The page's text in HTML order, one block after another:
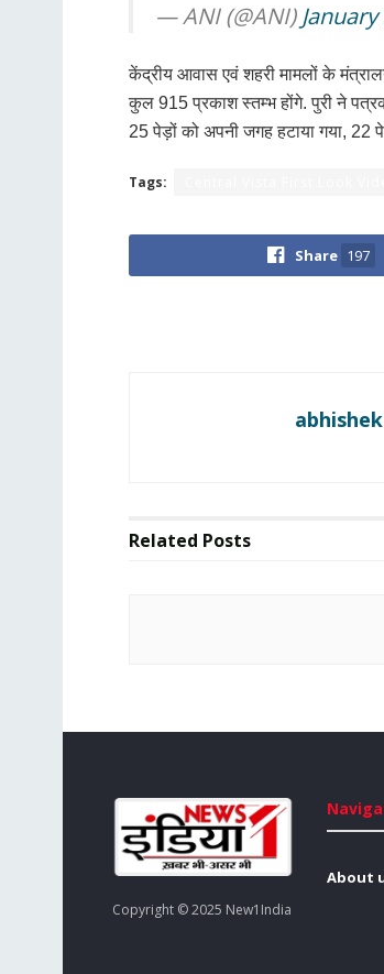
— ANI (@ANI)
केंद्रीय आवास एवं शहरी मामलों के
कुल 915 प्रकाश स्तम्भ होंगे. पुरी ने
25 पेड़ों को अपनी जगह हटाया गया, 22
Tags:
Share 197
Related Posts
Copyright © 2025 New1India
About